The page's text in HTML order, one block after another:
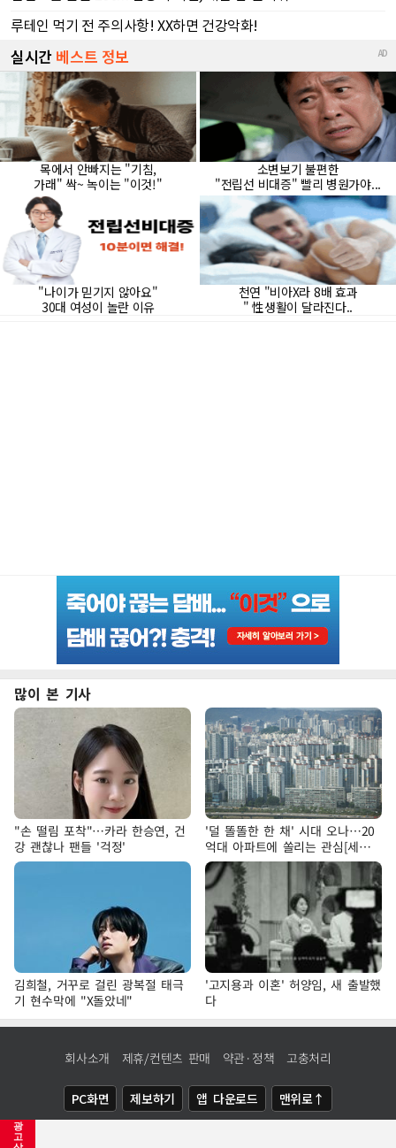
광
고
많이 본 기사
"손 떨림 포착"…카라 한승연, 건
강 괜찮나 팬들 '걱정'
'덜 똘똘한 한 채' 시대 오나…20
억대 아파트에 쏠리는 관심[세제
개편, 그 이후②]
김희철, 거꾸로 걸린 광복절 태극
기 현수막에 "X돌았네"
'고지용과 이혼' 허양임, 새 출발했
다
회사소개 제휴/컨텐츠 판매 약관·정책 고충처리
PC화면 제보하기 앱 다운로드 맨위로↑